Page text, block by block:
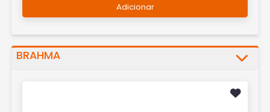
Adicionar
BRAHMA